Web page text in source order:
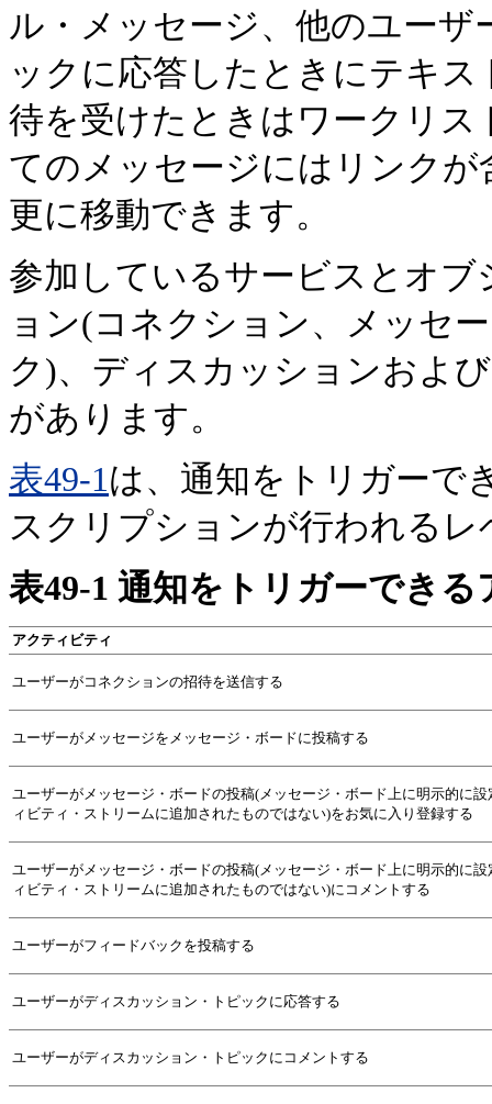
ル・メッセージ、他のユー
ックに応答したときにテキ
待を受けたときはワークリ
てのメッセージにはリンク
更に移動できます。
参加しているサービスとオ
ョン(コネクション、メッセ
ク)、ディスカッションおよ
があります。
表49-1は、通知をトリガーで
スクリプションが行われる
表49-1 通知をトリガーでき
アクティビティ
ユーザーがコネクションの招待を送信する
ユーザーがメッセージをメッセージ・ボードに投稿する
ユーザーがメッセージ・ボードの投稿(メッセージ・ボード上に明示的に
ィビティ・ストリームに追加されたものではない)をお気に入り登録する
ユーザーがメッセージ・ボードの投稿(メッセージ・ボード上に明示的に
ィビティ・ストリームに追加されたものではない)にコメントする
ユーザーがフィードバックを投稿する
ユーザーがディスカッション・トピックに応答する
ユーザーがディスカッション・トピックにコメントする